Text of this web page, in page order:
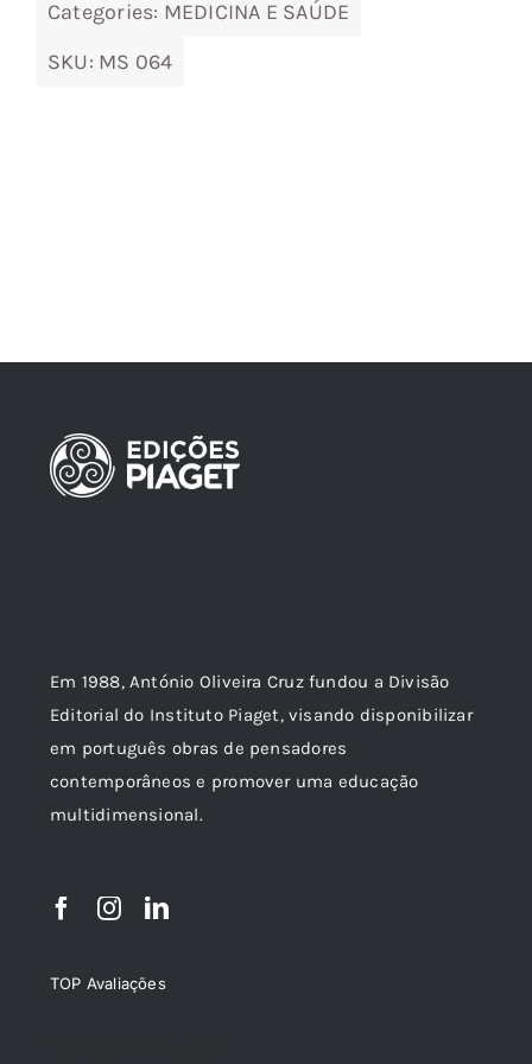
Categories: MEDICINA E SAÚDE
SKU: MS 064
Em 1988, António Oliveira Cruz fundou a Divisão
Editorial do Instituto Piaget, visando disponibilizar
em português obras de pensadores
contemporâneos e promover uma educação
multidimensional.
TOP Avaliações